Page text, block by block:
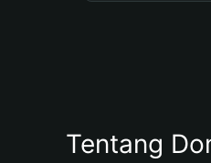
Tentang